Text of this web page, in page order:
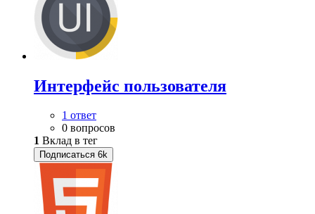
Интерфейс пользователя
1 ответ
0 вопросов
1 Вклад в тег
Подписаться 6k